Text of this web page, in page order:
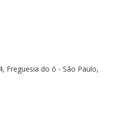
Freguesia do ó - São Paulo,